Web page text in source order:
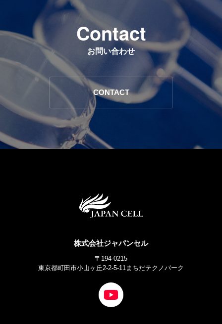
Contact
お問い合わせ
CONTACT
株式会社ジャパンセル
〒194-0215
東京都町田市小山ヶ丘2-2-5-11まちだテクノパーク